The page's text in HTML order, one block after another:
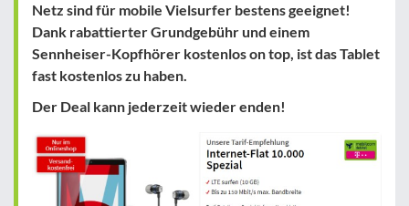
Netz sind für mobile Vielsurfer bestens geeignet!
Dank rabattierter Grundgebühr und einem
Sennheiser-Kopfhörer kostenlos on top, ist das Tablet
fast kostenlos zu haben.
Der Deal kann jederzeit wieder enden!